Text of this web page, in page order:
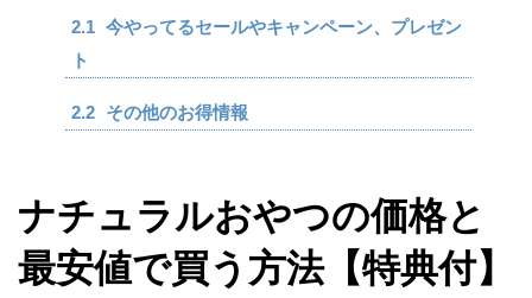
2.1 今やってるセールやキャンペーン、プレゼン
ト
2.2 その他のお得情報
ナチュラルおやつの価格と
最安値で買う方法【特典付】